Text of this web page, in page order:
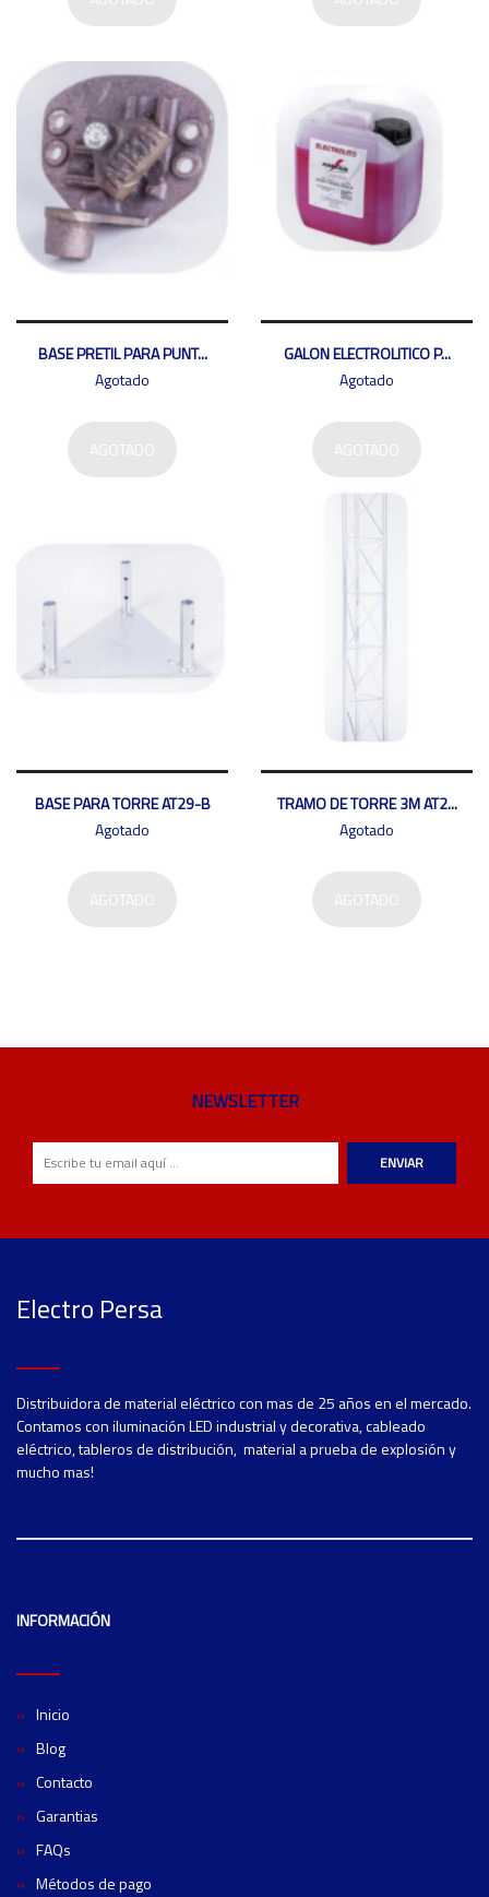
BASE PRETIL PARA PUNT...
Agotado
GALON ELECTROLITICO P...
Agotado
BASE PARA TORRE AT29-B
Agotado
TRAMO DE TORRE 3M AT2...
Agotado
NEWSLETTER
ENVIAR
Electro Persa
Distribuidora de material eléctrico con mas de 25 años en el mercado.
Contamos con iluminación LED industrial y decorativa, cableado
eléctrico, tableros de distribución, material a prueba de explosión y
mucho mas!
INFORMACIÓN
Inicio
Blog
Contacto
Garantias
FAQs
Métodos de pago